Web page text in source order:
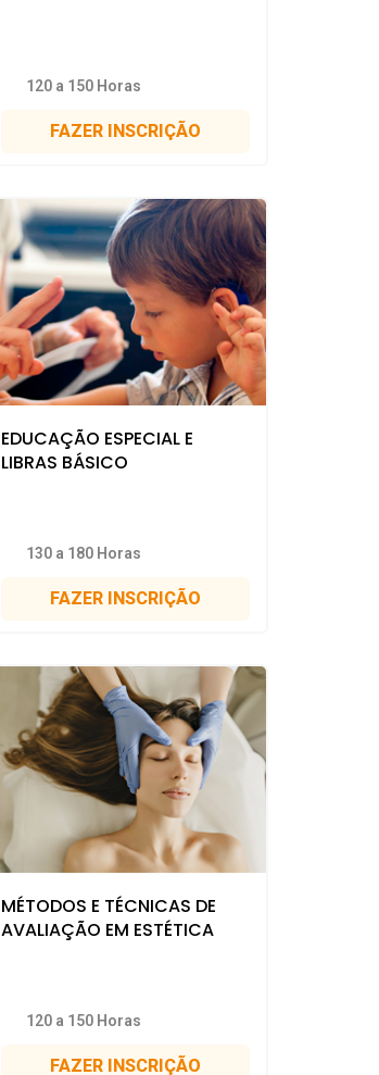
120 a 150 Horas
FAZER INSCRIÇÃO
EDUCAÇÃO ESPECIAL E
LIBRAS BÁSICO
130 a 180 Horas
FAZER INSCRIÇÃO
MÉTODOS E TÉCNICAS DE
AVALIAÇÃO EM ESTÉTICA
120 a 150 Horas
FAZER INSCRIÇÃO